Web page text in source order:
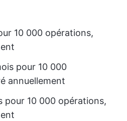
10 000 opérations,
pour 10 000
annuellement
pour 10 000 opérations,